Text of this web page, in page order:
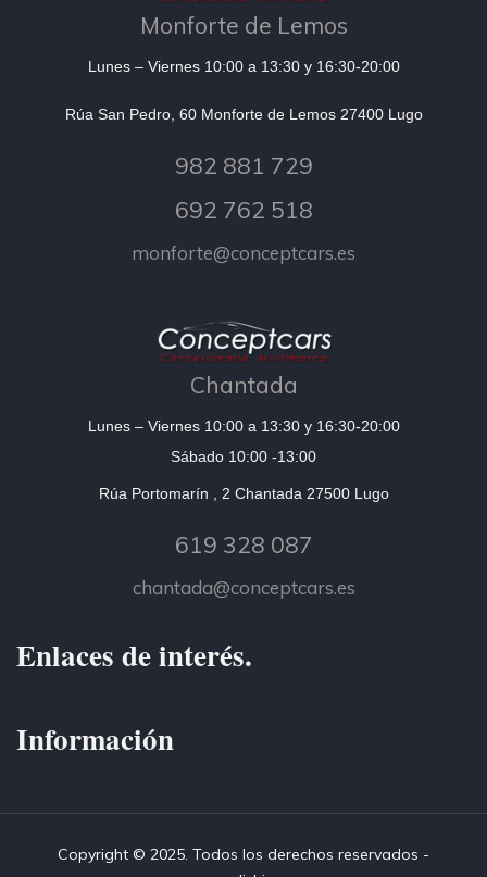
Monforte de Lemos
Lunes – Viernes 10:00 a 13:30 y 16:30-20:00
Rúa San Pedro, 60 Monforte de Lemos 27400 Lugo
982 881 729
692 762 518
monforte@conceptcars.es
Chantada
Lunes – Viernes 10:00 a 13:30 y 16:30-20:00
Sábado 10:00 -13:00
Rúa Portomarín , 2 Chantada 27500 Lugo
619 328 087
chantada@conceptcars.es
Enlaces de interés.
Información
Copyright © 2025. Todos los derechos reservados -